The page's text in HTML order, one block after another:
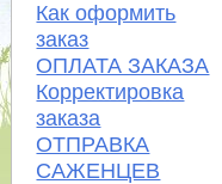
Как оформить
заказ
ОПЛАТА ЗАКАЗА
Корректировка
заказа
ОТПРАВКА
САЖЕНЦЕВ